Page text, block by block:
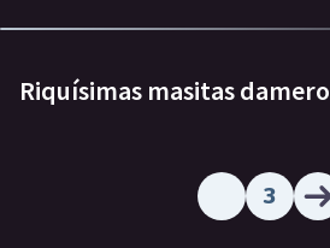
Riquísimas masitas damero
3